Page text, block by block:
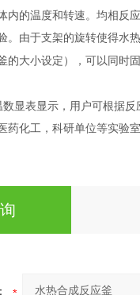
内的温度和转速。均相反
。由于支架的旋转使得水
的大小设定），可以同时
显表显示，用户可根据
药化工，科研单位等实验